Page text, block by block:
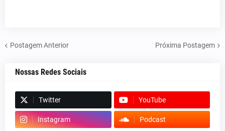
Postagem Anterior Próxima Postagem
Nossas Redes Sociais
Twitter YouTube
Instagram Podcast